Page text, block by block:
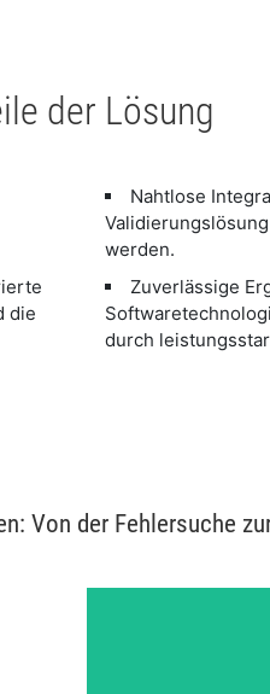
der Lösung
die
Nahtlose
werden.
Zuverlässige
durch
Von der Fehlersuche